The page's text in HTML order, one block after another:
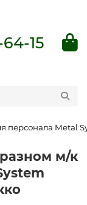
15
персонала Metal
м/к